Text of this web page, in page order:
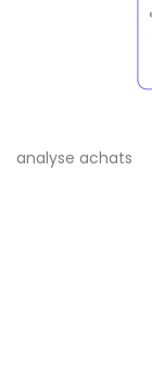
analyse achats